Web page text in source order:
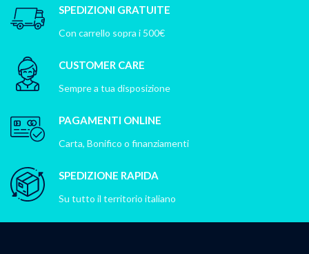
SPEDIZIONI GRATUITE
Con carrello sopra i 500€
CUSTOMER CARE
Sempre a tua disposizione
PAGAMENTI ONLINE
Carta, Bonifico o finanziamenti
SPEDIZIONE RAPIDA
Su tutto il territorio italiano